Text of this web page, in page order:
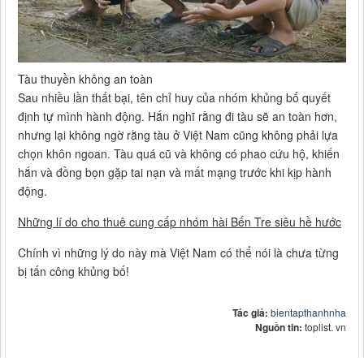
Tàu thuyền không an toàn
Sau nhiều lần thất bại, tên chỉ huy của nhóm khủng bố quyết
định tự mình hành động. Hắn nghĩ rằng đi tàu sẽ an toàn hơn,
nhưng lại không ngờ rằng tàu ở Việt Nam cũng không phải lựa
chọn khôn ngoan. Tàu quá cũ và không có phao cứu hộ, khiến
hắn và đồng bọn gặp tai nạn và mất mạng trước khi kịp hành
động.
Những lí do cho thuê cung cấp nhóm hài Bến Tre siêu hề hước
Chính vì những lý do này mà Việt Nam có thể nói là chưa từng
bị tấn công khủng bố!
Tác giả: bientapthanhnha
Nguồn tin: toplist. vn